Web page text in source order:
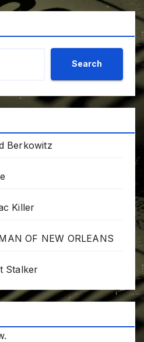
Search
Berkowitz
Killer
OF NEW ORLEANS
Stalker